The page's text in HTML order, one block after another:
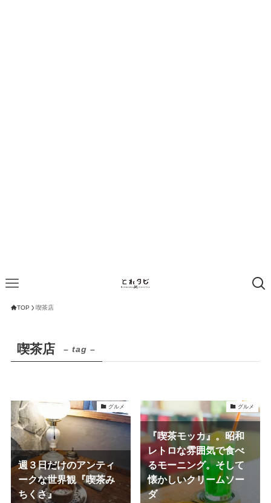
TOP 喫茶店
喫茶店 – tag –
グルメ
週３日だけのアンティ
ークな世界観『喫茶み
ちくさ』
グルメ
『喫茶モッカ』。昭和
レトロな雰囲気で食べ
るモーニング。そして
懐かしいクリームソー
ダ